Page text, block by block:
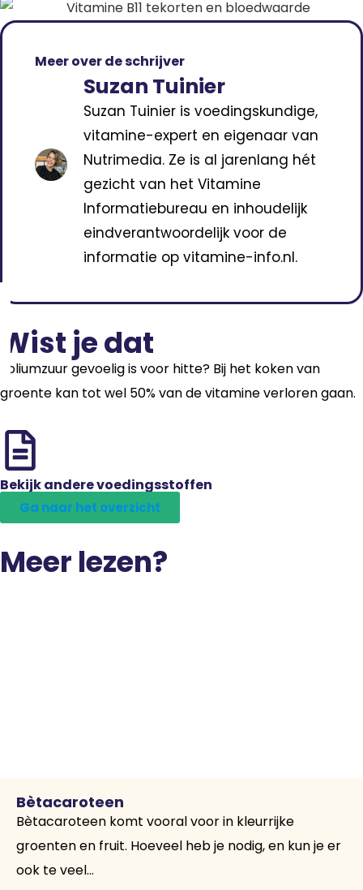
Meer over de schrijver
Suzan Tuinier
Suzan Tuinier is voedingskundige,
vitamine-expert en eigenaar van
Nutrimedia. Ze is al jarenlang hét
gezicht van het Vitamine
Informatiebureau en inhoudelijk
eindverantwoordelijk voor de
informatie op vitamine-info.nl.
Wist je dat
Foliumzuur gevoelig is voor hitte? Bij het koken van
groente kan tot wel 50% van de vitamine verloren gaan.
Bekijk andere voedingsstoffen
Ga naar het overzicht
Meer lezen?
Bètacaroteen
Bètacaroteen komt vooral voor in kleurrijke
groenten en fruit. Hoeveel heb je nodig, en kun je er
ook te veel...